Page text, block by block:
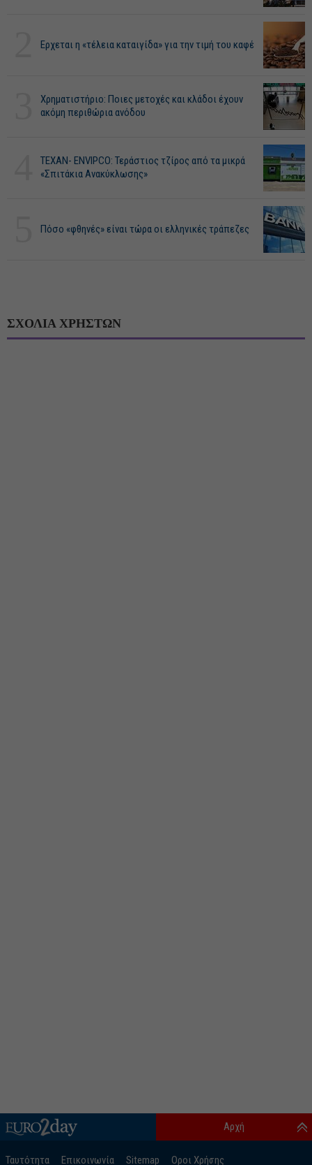
Ερχεται η «τέλεια καταιγίδα» για την τιμή του καφέ
Χρηματιστήριο: Ποιες μετοχές και κλάδοι έχουν
ακόμη περιθώρια ανόδου
ΤΕΧΑΝ- ENVIPCO: Τεράστιος τζίρος από τα μικρά
«Σπιτάκια Ανακύκλωσης»
Πόσο «φθηνές» είναι τώρα οι ελληνικές τράπεζες
ΣΧΟΛΙΑ ΧΡΗΣΤΩΝ
Ταυτότητα Επικοινωνία Sitemap Οροι Χρήσης
Αρχή